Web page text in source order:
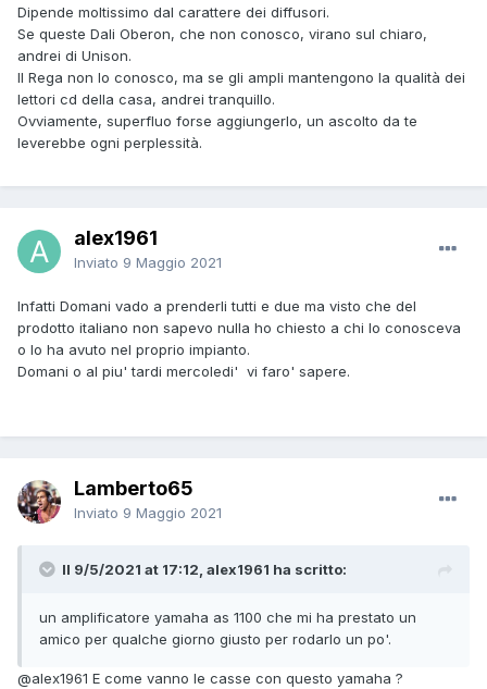
Dipende moltissimo dal carattere dei diffusori.
Se queste Dali Oberon, che non conosco, virano sul chiaro,
andrei di Unison.
Il Rega non lo conosco, ma se gli ampli mantengono la qualità dei
lettori cd della casa, andrei tranquillo.
Ovviamente, superfluo forse aggiungerlo, un ascolto da te
leverebbe ogni perplessità.
alex1961
Inviato 9 Maggio 2021
Infatti Domani vado a prenderli tutti e due ma visto che del
prodotto italiano non sapevo nulla ho chiesto a chi lo conosceva
o lo ha avuto nel proprio impianto.
Domani o al piu' tardi mercoledi' vi faro' sapere.
Lamberto65
Inviato 9 Maggio 2021
Il 9/5/2021 at 17:12, alex1961 ha scritto:
un amplificatore yamaha as 1100 che mi ha prestato un
amico per qualche giorno giusto per rodarlo un po'.
@alex1961 E come vanno le casse con questo yamaha ?